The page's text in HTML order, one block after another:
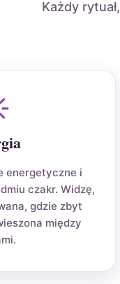
Każdy
energetyczne i
czakr. Widzę,
gdzie zbyt
między